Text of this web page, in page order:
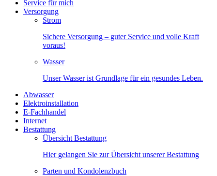
Service für mich
Versorgung
Strom
Sichere Versorgung – guter Service und volle Kraft
voraus!
Wasser
Unser Wasser ist Grundlage für ein gesundes Leben.
Abwasser
Elektroinstallation
E-Fachhandel
Internet
Bestattung
Übersicht Bestattung
Hier gelangen Sie zur Übersicht unserer Bestattung
Parten und Kondolenzbuch